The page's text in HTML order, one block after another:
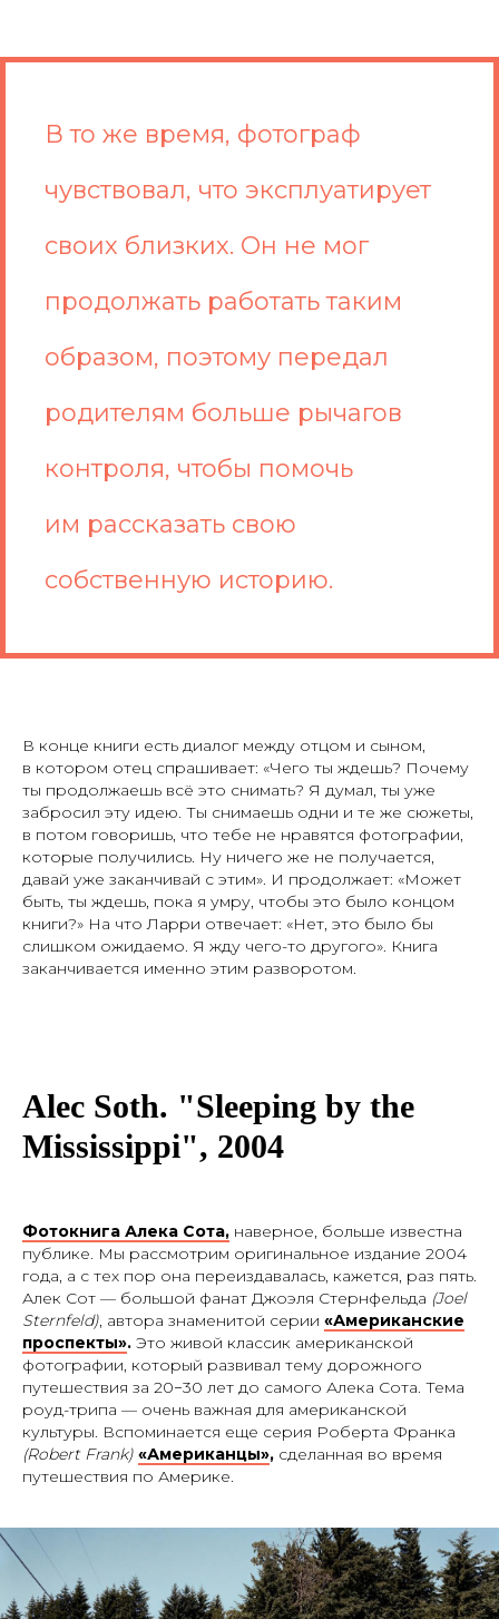
В то же время, фотограф
чувствовал, что эксплуатирует
своих близких. Он не мог
продолжать работать таким
образом, поэтому передал
родителям больше рычагов
контроля, чтобы помочь
им рассказать свою
собственную историю.
В конце книги есть диалог между отцом и сыном,
в котором отец спрашивает: «Чего ты ждешь? Почему
ты продолжаешь всё это снимать? Я думал, ты уже
забросил эту идею. Ты снимаешь одни и те же сюжеты,
в потом говоришь, что тебе не нравятся фотографии,
которые получились. Ну ничего же не получается,
давай уже заканчивай с этим». И продолжает: «Может
быть, ты ждешь, пока я умру, чтобы это было концом
книги?» На что Ларри отвечает: «Нет, это было бы
слишком ожидаемо. Я жду чего-то другого». Книга
заканчивается именно этим разворотом.
Alec Soth. "Sleeping by the
Mississippi", 2004
Фотокнига Алека Сота, наверное, больше известна
публике. Мы рассмотрим оригинальное издание 2004
года, а с тех пор она переиздавалась, кажется, раз пять.
Алек Сот — большой фанат Джоэля Стернфельда (Joel
Sternfeld) , автора знаменитой серии «Американские
проспекты». Это живой классик американской
фотографии, который развивал тему дорожного
путешествия за 20−30 лет до самого Алека Сота. Тема
роуд-трипа — очень важная для американской
культуры. Вспоминается еще серия Роберта Франка
(Robert Frank) «Американцы», сделанная во время
путешествия по Америке.